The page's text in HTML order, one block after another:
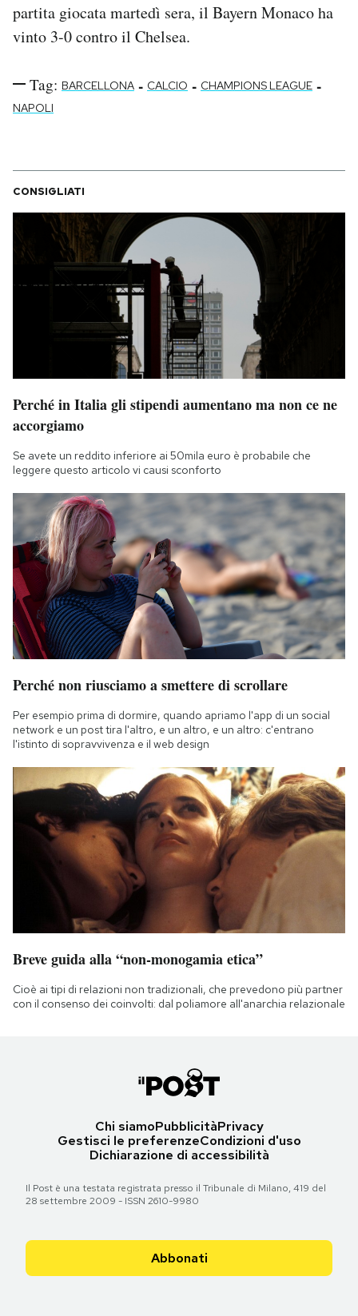
partita giocata martedì sera, il Bayern Monaco ha
vinto 3-0 contro il Chelsea.
Tag: BARCELLONA - CALCIO - CHAMPIONS LEAGUE -
NAPOLI
CONSIGLIATI
Perché in Italia gli stipendi aumentano ma non ce ne
accorgiamo
Se avete un reddito inferiore ai 50mila euro è probabile che
leggere questo articolo vi causi sconforto
Perché non riusciamo a smettere di scrollare
Per esempio prima di dormire, quando apriamo l'app di un social
network e un post tira l'altro, e un altro, e un altro: c'entrano
l'istinto di sopravvivenza e il web design
Breve guida alla “non-monogamia etica”
Cioè ai tipi di relazioni non tradizionali, che prevedono più partner
con il consenso dei coinvolti: dal poliamore all'anarchia relazionale
Chi siamoPubblicitàPrivacy
Gestisci le preferenzeCondizioni d'uso
Dichiarazione di accessibilità
Il Post è una testata registrata presso il Tribunale di Milano, 419 del
28 settembre 2009 - ISSN 2610-9980
Abbonati